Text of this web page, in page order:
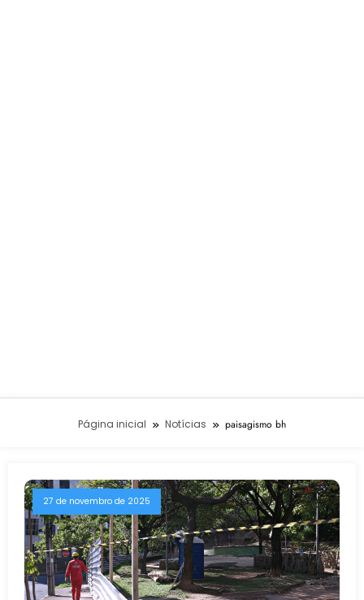
Página inicial Notícias paisagismo bh
27 de novembro de 2025